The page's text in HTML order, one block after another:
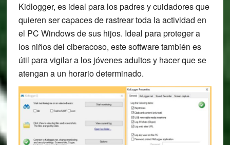
Kidlogger, es ideal para los padres y cuidadores que
quieren ser capaces de rastrear toda la actividad en
el PC Windows de sus hijos. Ideal para proteger a
los niños del ciberacoso, este software también es
útil para vigilar a los jóvenes adultos y hacer que se
atengan a un horario determinado.